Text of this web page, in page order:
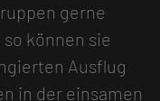
gerne
können sie
Ausflug
in der einsamen